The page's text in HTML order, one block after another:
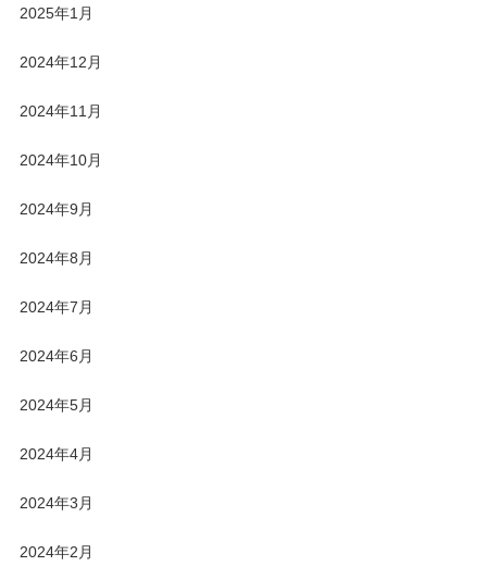
2025年1月
2024年12月
2024年11月
2024年10月
2024年9月
2024年8月
2024年7月
2024年6月
2024年5月
2024年4月
2024年3月
2024年2月